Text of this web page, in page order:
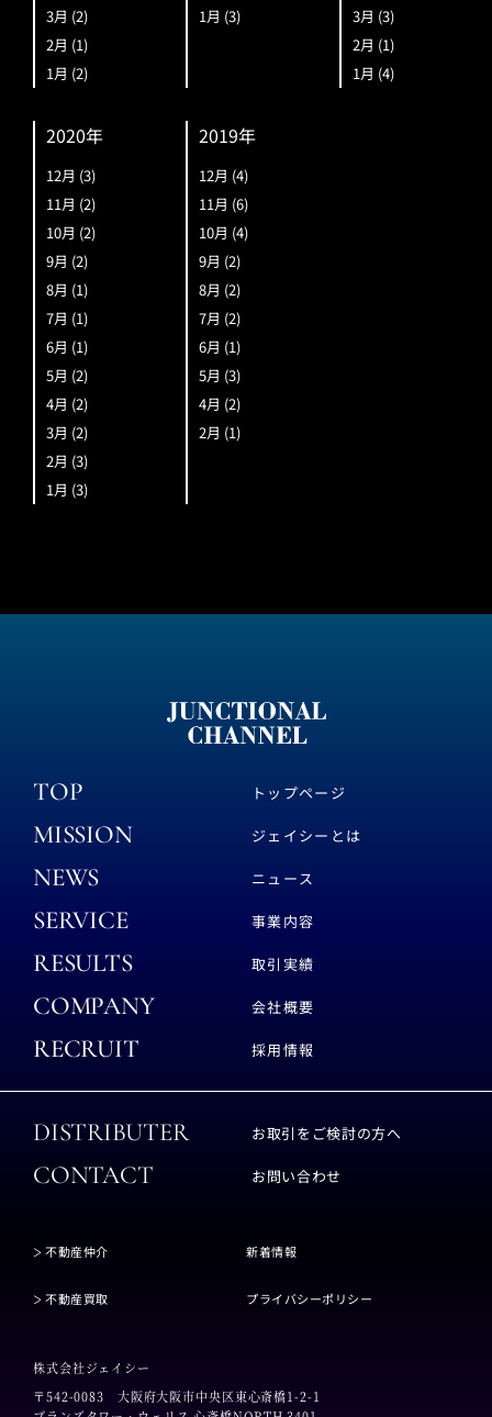
3月 (2)
2月 (1)
1月 (2)
1月 (3)
3月 (3)
2月 (1)
1月 (4)
2020年
12月 (3)
11月 (2)
10月 (2)
9月 (2)
8月 (1)
7月 (1)
6月 (1)
5月 (2)
4月 (2)
3月 (2)
2月 (3)
1月 (3)
2019年
12月 (4)
11月 (6)
10月 (4)
9月 (2)
8月 (2)
7月 (2)
6月 (1)
5月 (3)
4月 (2)
2月 (1)
TOP トップページ
MISSION ジェイシーとは
NEWS ニュース
SERVICE 事業内容
RESULTS 取引実績
COMPANY 会社概要
RECRUIT 採用情報
DISTRIBUTER お取引をご検討の方へ
CONTACT お問い合わせ
不動産仲介
不動産買取
新着情報
プライバシーポリシー
株式会社ジェイシー
〒542-0083 大阪府大阪市中央区東心斎橋1-2-1